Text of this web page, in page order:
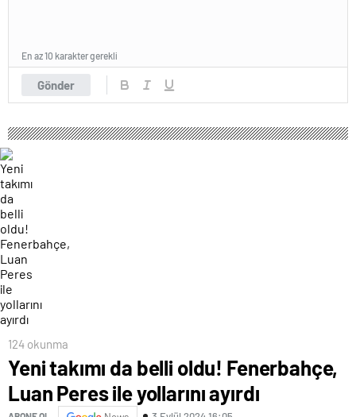
Gönder
En az 10 karakter gerekli
124 okunma
Yeni takımı da belli oldu! Fenerbahçe,
Luan Peres ile yollarını ayırdı